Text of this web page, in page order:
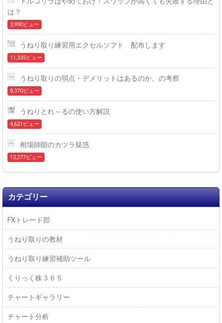
は？
3,990ビュー
うねり取り練習用エクセルソフト 配布します
11,335ビュー
うねり取りの弱点・デメリットはあるのか、の考察
8,370ビュー
うねりとれ～るの使い方解説
4,621ビュー
相場師朗のカツラ疑惑
12,277ビュー
カテゴリー
FXトレード部
うねり取りの教材
うねり取り練習補助ツール
くりっく株３６５
チャートギャラリー
チャート分析